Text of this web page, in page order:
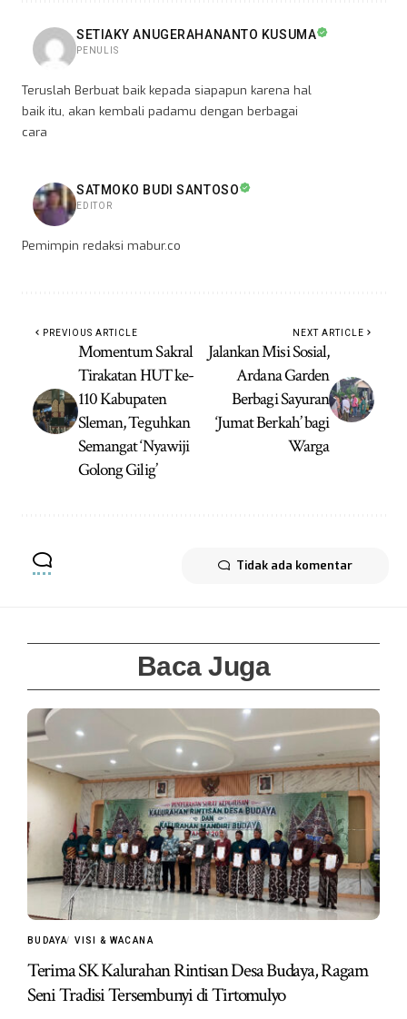
SETIAKY ANUGERAHANANTO KUSUMA
PENULIS
Teruslah Berbuat baik kepada siapapun karena hal
baik itu, akan kembali padamu dengan berbagai
cara
SATMOKO BUDI SANTOSO
EDITOR
Pemimpin redaksi mabur.co
PREVIOUS ARTICLE
Momentum Sakral
Tirakatan HUT ke-
110 Kabupaten
Sleman, Teguhkan
Semangat ‘Nyawiji
Golong Gilig’
NEXT ARTICLE
Jalankan Misi Sosial,
Ardana Garden
Berbagi Sayuran
‘Jumat Berkah’ bagi
Warga
Tidak ada komentar
Baca Juga
BUDAYA VISI & WACANA
Terima SK Kalurahan Rintisan Desa Budaya, Ragam
Seni Tradisi Tersembunyi di Tirtomulyo